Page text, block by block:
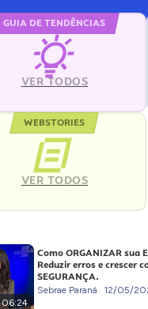
GUIA DE TENDÊNCIAS
VER TODOS
WEBSTORIES
VER TODOS
06:24
Como ORGANIZAR sua
Reduzir erros e crescer
SEGURANÇA.
Sebrae Paraná 12/05/